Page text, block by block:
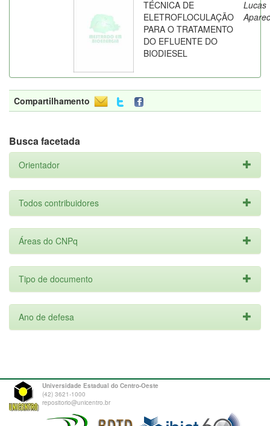
TÉCNICA DE
ELETROFLOCULAÇÃO
PARA O TRATAMENTO
DO EFLUENTE DO
BIODIESEL
Lucas
Compartilhamento
Busca facetada
Orientador
Todos contribuidores
Áreas do CNPq
Tipo de documento
Ano de defesa
Universidade Estadual do Centro-Oeste
(42) 3621-1000
repositorio@unicentro.br